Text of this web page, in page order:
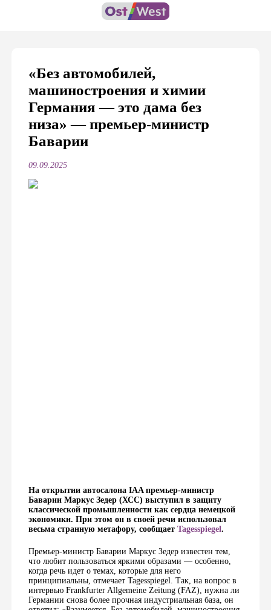
«Без автомобилей,
машиностроения и химии
Германия — это дама без
низа» — премьер-министр
Баварии
09.09.2025
На открытии автосалона IAA премьер-министр
Баварии Маркус Зедер (ХСС) выступил в защиту
классической промышленности как сердца немецкой
экономики. При этом он в своей речи использовал
весьма странную метафору, сообщает Tagesspiegel.
Премьер-министр Баварии Маркус Зедер известен тем,
что любит пользоваться яркими образами — особенно,
когда речь идет о темах, которые для него
принципиальны, отмечает Tagesspiegel. Так, на вопрос в
интервью Frankfurter Allgemeine Zeitung (FAZ), нужна ли
Германии снова более прочная индустриальная база, он